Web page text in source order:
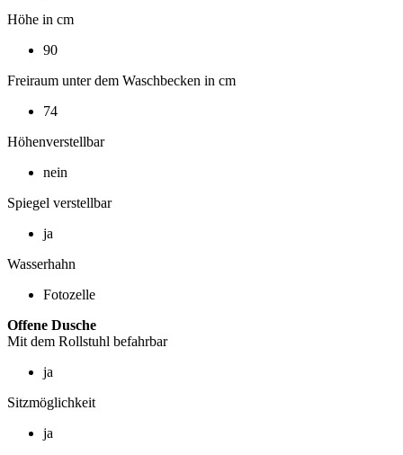
Höhe in cm
90
Freiraum unter dem Waschbecken in cm
74
Höhenverstellbar
nein
Spiegel verstellbar
ja
Wasserhahn
Fotozelle
Offene Dusche
Mit dem Rollstuhl befahrbar
ja
Sitzmöglichkeit
ja